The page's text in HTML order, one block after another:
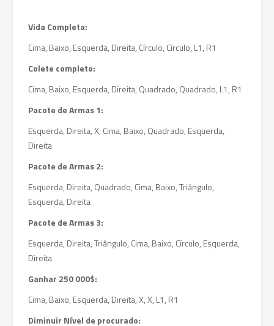
Vida Completa:
Cima, Baixo, Esquerda, Direita, Círculo, Círculo, L1, R1
Colete completo:
Cima, Baixo, Esquerda, Direita, Quadrado, Quadrado, L1, R1
Pacote de Armas 1:
Esquerda, Direita, X, Cima, Baixo, Quadrado, Esquerda,
Direita
Pacote de Armas 2:
Esquerda, Direita, Quadrado, Cima, Baixo, Triângulo,
Esquerda, Direita
Pacote de Armas 3:
Esquerda, Direita, Triângulo, Cima, Baixo, Círculo, Esquerda,
Direita
Ganhar 250 000$:
Cima, Baixo, Esquerda, Direita, X, X, L1, R1
Diminuir Nível de procurado: